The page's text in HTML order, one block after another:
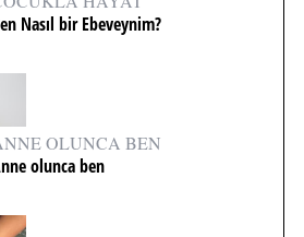
Nasıl bir Ebeveynim?
OLUNCA BEN
olunca ben